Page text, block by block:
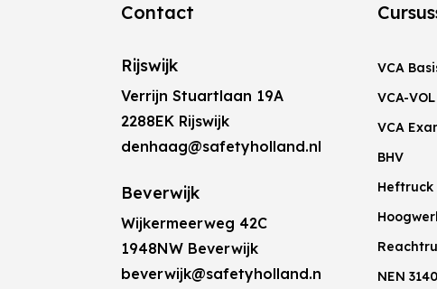
Contact
Rijswijk
Verrijn Stuartlaan 19A
2288EK Rijswijk
denhaag@safetyholland.nl
Beverwijk
Wijkermeerweg 42C
1948NW Beverwijk
beverwijk@safetyholland.n
VCA
VCA-VOL
VCA
BHV
Heftruck
NEN 3140